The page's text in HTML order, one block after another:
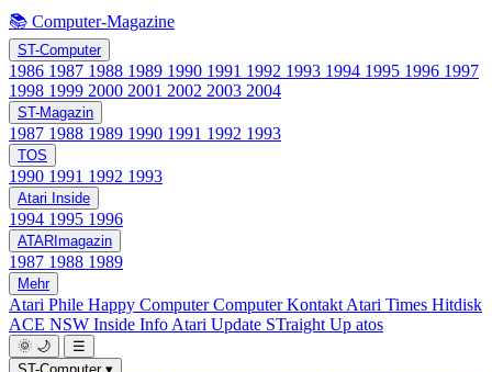
📚 Computer-Magazine
ST-Computer
1986 1987 1988 1989 1990 1991 1992 1993 1994 1995 1996 1997
1998 1999 2000 2001 2002 2003 2004
ST-Magazin
1987 1988 1989 1990 1991 1992 1993
TOS
1990 1991 1992 1993
Atari Inside
1994 1995 1996
ATARImagazin
1987 1988 1989
Mehr
Atari Phile Happy ComputerComputer Kontakt Atari Times Hitdisk
ACE NSW Inside Info Atari Update STraight Up atos
🌞 🌙
☰